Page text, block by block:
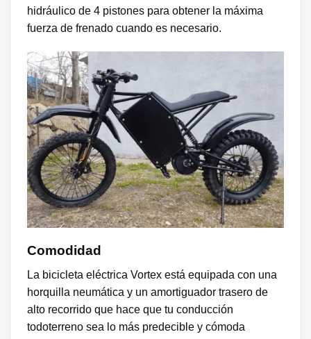
hidráulico de 4 pistones para obtener la máxima
fuerza de frenado cuando es necesario.
Comodidad
La bicicleta eléctrica Vortex está equipada con una
horquilla neumática y un amortiguador trasero de
alto recorrido que hace que tu conducción
todoterreno sea lo más predecible y cómoda